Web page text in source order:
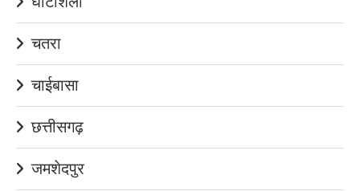
चतरा
चाईबासा
छत्तीसगढ़
जमशेदपुर